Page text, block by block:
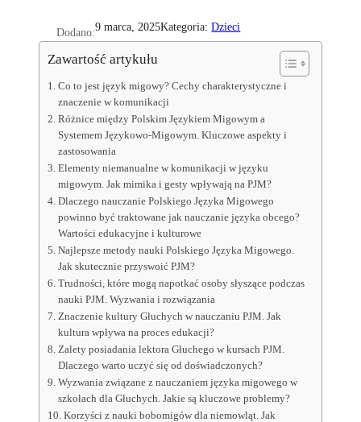
Dodano:9 marca, 2025Kategoria:Dzieci
Zawartość artykułu
Co to jest język migowy? Cechy charakterystyczne i
znaczenie w komunikacji
Różnice między Polskim Językiem Migowym a
Systemem Językowo-Migowym. Kluczowe aspekty i
zastosowania
Elementy niemanualne w komunikacji w języku
migowym. Jak mimika i gesty wpływają na PJM?
Dlaczego nauczanie Polskiego Języka Migowego
powinno być traktowane jak nauczanie języka obcego?
Wartości edukacyjne i kulturowe
Najlepsze metody nauki Polskiego Języka Migowego.
Jak skutecznie przyswoić PJM?
Trudności, które mogą napotkać osoby słyszące podczas
nauki PJM. Wyzwania i rozwiązania
Znaczenie kultury Głuchych w nauczaniu PJM. Jak
kultura wpływa na proces edukacji?
Zalety posiadania lektora Głuchego w kursach PJM.
Dlaczego warto uczyć się od doświadczonych?
Wyzwania związane z nauczaniem języka migowego w
szkołach dla Głuchych. Jakie są kluczowe problemy?
Korzyści z nauki bobomigów dla niemowląt. Jak